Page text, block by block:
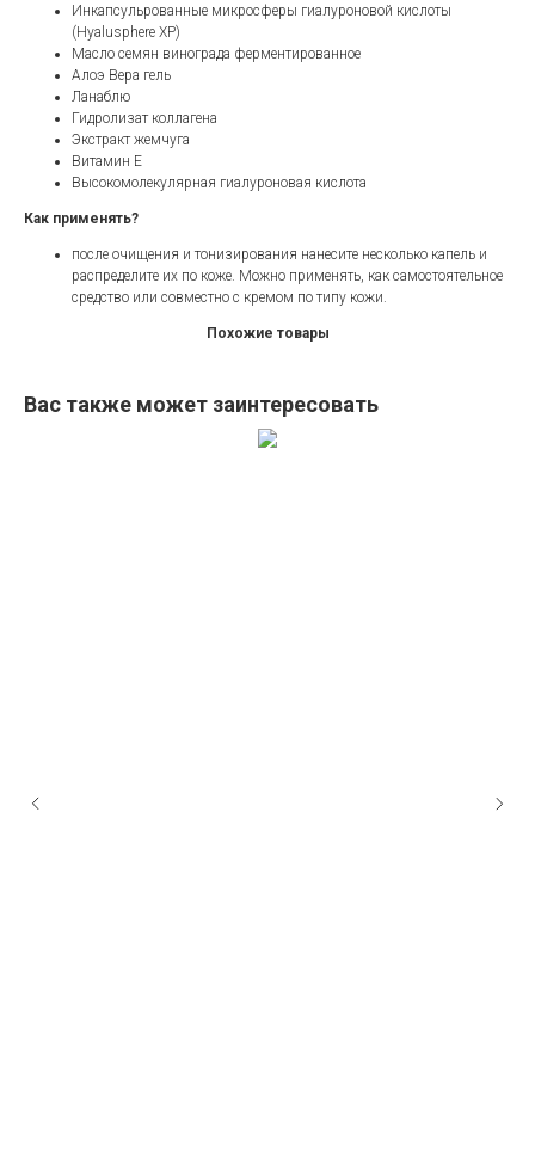
Инкапсульрованные микросферы гиалуроновой кислоты
(Hyalusphere XP)
Масло семян винограда ферментированное
Алоэ Вера гель
Ланаблю
Гидролизат коллагена
Экстракт жемчуга
Витамин Е
Высокомолекулярная гиалуроновая кислота
Как применять?
после очищения и тонизирования нанесите несколько капель и
распределите их по коже. Можно применять, как самостоятельное
средство или совместно с кремом по типу кожи.
Похожие товары
Вас также может заинтересовать